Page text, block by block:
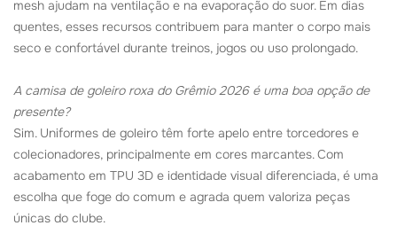
mesh ajudam na ventilação e na evaporação do suor. Em dias
quentes, esses recursos contribuem para manter o corpo mais
seco e confortável durante treinos, jogos ou uso prolongado.
A camisa de goleiro roxa do Grêmio 2026 é uma boa opção de
presente?
Sim. Uniformes de goleiro têm forte apelo entre torcedores e
colecionadores, principalmente em cores marcantes. Com
acabamento em TPU 3D e identidade visual diferenciada, é uma
escolha que foge do comum e agrada quem valoriza peças
únicas do clube.